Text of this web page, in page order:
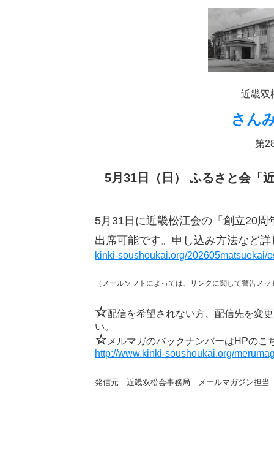
近畿双
さん
第
5月31日（日） ふるさと会「
5月31日に近畿松江会の「創立20
出席可能です。申し込み方法など詳
kinki-soushoukai.org/202605matsuekai/
（メールソフトによっては、リンクに関して警告メ
☆配信を希望されない方、配信先を変
い。
☆ メルマガのバックナンバーはHPのこ
http://www.kinki-soushoukai.org/
発信元 近畿双松会事務局 メールマガジン担